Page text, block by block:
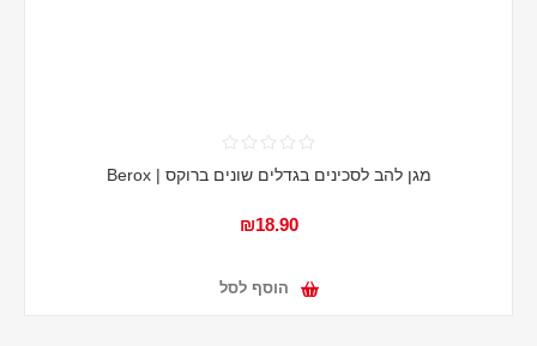
מגן להב לסכינים בגדלים שונים ברוקס | Berox
₪18.90
הוסף לסל